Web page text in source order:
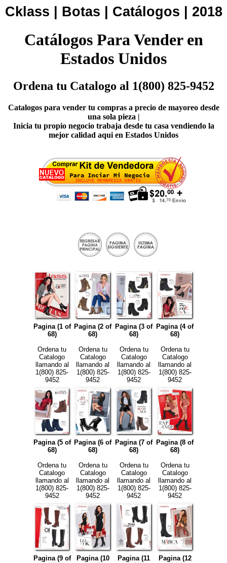
Cklass | Botas | Catálogos | 2018
Catálogos Para Vender en
Estados Unidos
Ordena tu Catalogo al 1(800) 825-9452
Catalogos para vender tu compras a precio de mayoreo desde
una sola pieza |
Inicia tu propio negocio trabaja desde tu casa vendiendo la
mejor calidad aqui en Estados Unidos
Pagina (1 of
68)
Ordena tu
Catalogo
llamando al
1(800) 825-
9452
Pagina (2 of
68)
Ordena tu
Catalogo
llamando al
1(800) 825-
9452
Pagina (3 of
68)
Ordena tu
Catalogo
llamando al
1(800) 825-
9452
Pagina (4 of
68)
Ordena tu
Catalogo
llamando al
1(800) 825-
9452
Pagina (5 of
68)
Ordena tu
Catalogo
llamando al
1(800) 825-
9452
Pagina (6 of
68)
Ordena tu
Catalogo
llamando al
1(800) 825-
9452
Pagina (7 of
68)
Ordena tu
Catalogo
llamando al
1(800) 825-
9452
Pagina (8 of
68)
Ordena tu
Catalogo
llamando al
1(800) 825-
9452
Pagina (9 of
Pagina (10
Pagina (11
Pagina (12